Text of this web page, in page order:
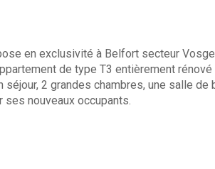
en exclusivité à Belfort secteur
de type T3 entièrement rénové
séjour, 2 grandes chambres, une salle de
nouveaux occupants.